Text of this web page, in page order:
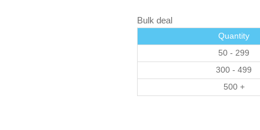
Bulk deal
Quantity
50 - 299
300 - 499
500 +